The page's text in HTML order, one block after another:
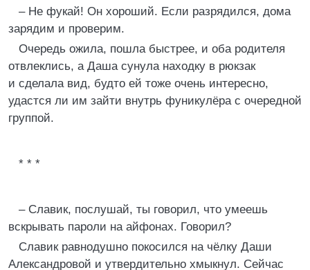
– Не фукай! Он хороший. Если разрядился, дома
зарядим и проверим.
Очередь ожила, пошла быстрее, и оба родителя
отвлеклись, а Даша сунула находку в рюкзак
и сделала вид, будто ей тоже очень интересно,
удастся ли им зайти внутрь фуникулёра с очередной
группой.
* * *
– Славик, послушай, ты говорил, что умеешь
вскрывать пароли на айфонах. Говорил?
Славик равнодушно покосился на чёлку Даши
Александровой и утвердительно хмыкнул. Сейчас